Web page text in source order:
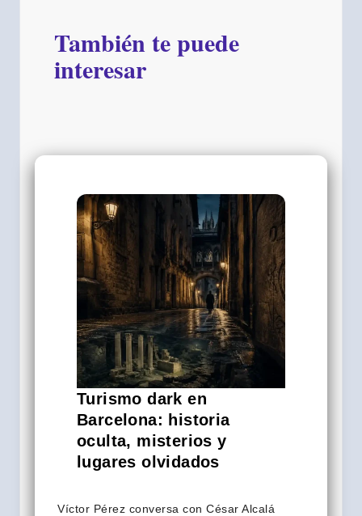
También te puede
interesar
Turismo dark en
Barcelona: historia
oculta, misterios y
lugares olvidados
Víctor Pérez conversa con César Alcalá